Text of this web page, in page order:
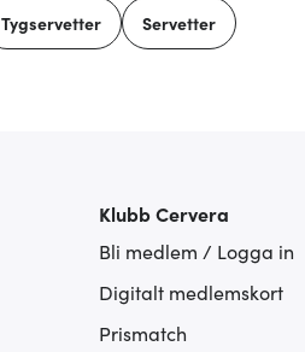
Tygservetter Servetter
Klubb Cervera
Bli medlem / Logga in
Digitalt medlemskort
Prismatch